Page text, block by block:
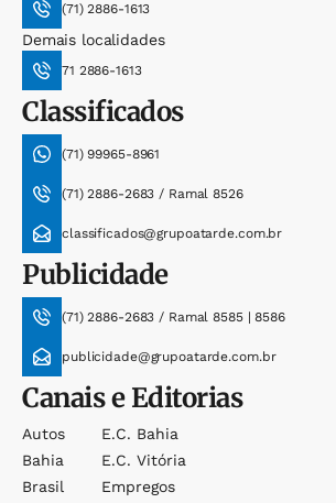
(71) 2886-1613
Demais localidades
71 2886-1613
Classificados
(71) 99965-8961
(71) 2886-2683 / Ramal 8526
classificados@grupoatarde.com.br
Publicidade
(71) 2886-2683 / Ramal 8585 | 8586
publicidade@grupoatarde.com.br
Canais e Editorias
Autos
Bahia
Brasil
E.c. Bahia
E.c. Vitória
Empregos